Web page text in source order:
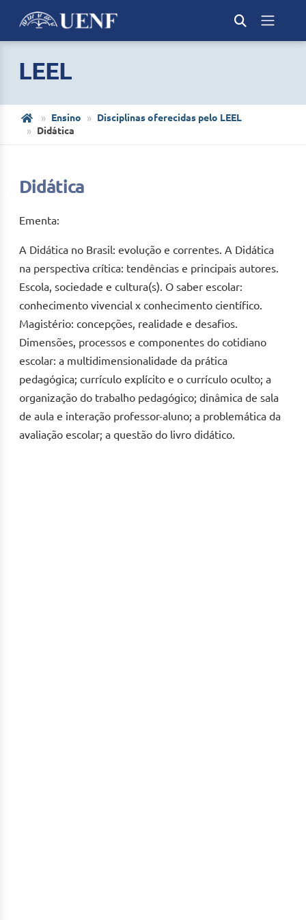
LEEL
Ensino
Disciplinas oferecidas pelo LEEL
Didática
Didática
Ementa:
A Didática no Brasil: evolução e correntes. A Didática
na perspectiva crítica: tendências e principais autores.
Escola, sociedade e cultura(s). O saber escolar:
conhecimento vivencial x conhecimento científico.
Magistério: concepções, realidade e desafios.
Dimensões, processos e componentes do cotidiano
escolar: a multidimensionalidade da prática
pedagógica; currículo explícito e o currículo oculto; a
organização do trabalho pedagógico; dinâmica de sala
de aula e interação professor-aluno; a problemática da
avaliação escolar; a questão do livro didático.